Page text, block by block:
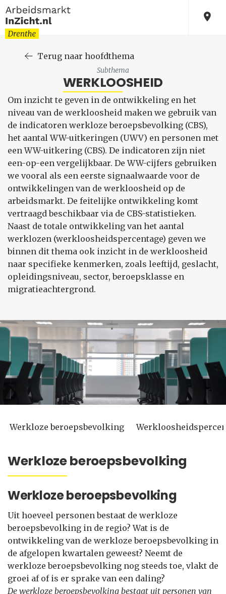
Terug naar hoofdthema
Subthema
WERKLOOSHEID
Om inzicht te geven in de ontwikkeling en het
niveau van de werkloosheid maken we gebruik van
de indicatoren werkloze beroepsbevolking (CBS),
het aantal WW-uitkeringen (UWV) en personen met
een WW-uitkering (CBS). De indicatoren zijn niet
een-op-een vergelijkbaar. De WW-cijfers gebruiken
we vooral als een eerste signaalwaarde voor de
ontwikkelingen van de werkloosheid op de
arbeidsmarkt. De feitelijke ontwikkeling komt
vertraagd beschikbaar via de CBS-statistieken.
Naast de totale ontwikkeling van het aantal
werklozen (werkloosheidspercentage) geven we
binnen dit thema ook inzicht in de werkloosheid
naar specifieke kenmerken, zoals leeftijd, geslacht,
opleidingsniveau, sector, beroepsklasse en
migratieachtergrond.
Werkloze beroepsbevolking
Werkloze beroepsbevolking
Werkloze beroepsbevolking
Uit hoeveel personen bestaat de werkloze
beroepsbevolking in de regio? Wat is de
ontwikkeling van de werkloze beroepsbevolking in
de afgelopen kwartalen geweest? Neemt de
werkloze beroepsbevolking nog steeds toe, vlakt de
groei af of is er sprake van een daling?
De werkloze beroepsbevolking bestaat uit personen van